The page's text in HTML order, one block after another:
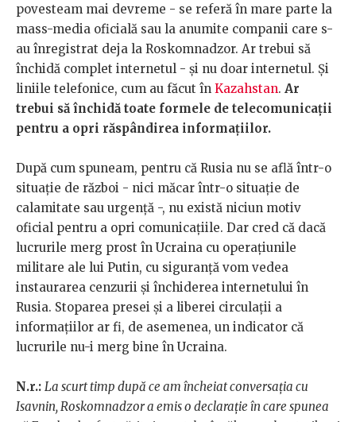
povesteam mai devreme - se referă în mare parte la
mass-media oficială sau la anumite companii care s-
au înregistrat deja la Roskomnadzor. Ar trebui să
închidă complet internetul - și nu doar internetul. Și
liniile telefonice, cum au făcut în Kazahstan. Ar
trebui să închidă toate formele de telecomunicații
pentru a opri răspândirea informațiilor.
După cum spuneam, pentru că Rusia nu se află într-o
situație de război - nici măcar într-o situație de
calamitate sau urgență -, nu există niciun motiv
oficial pentru a opri comunicațiile. Dar cred că dacă
lucrurile merg prost în Ucraina cu operațiunile
militare ale lui Putin, cu siguranță vom vedea
instaurarea cenzurii și închiderea internetului în
Rusia. Stoparea presei și a liberei circulații a
informațiilor ar fi, de asemenea, un indicator că
lucrurile nu-i merg bine în Ucraina.
N.r.: La scurt timp după ce am încheiat conversația cu
Isavnin, Roskomnadzor a emis o declarație în care spunea